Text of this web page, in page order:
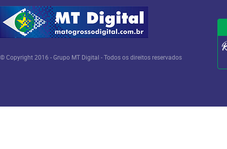
© Copyright 2016 - Grupo MT Digital - Todos os direitos reservados